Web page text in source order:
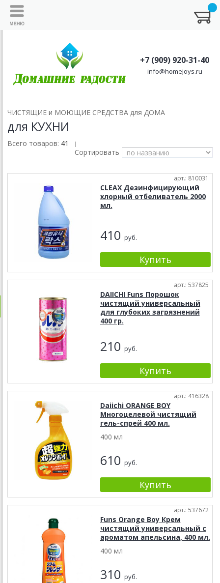
+7 (909) 920-31-40
info@homejoys.ru
ЧИСТЯЩИЕ и МОЮЩИЕ СРЕДСТВА для ДОМА
для КУХНИ
Всего товаров: 41 |
Сортировать
арт.: 810031
CLEAX Дезинфицирующий
хлорный отбеливатель 2000
мл.
410 руб.
арт.: 537825
DAIICHI Funs Порошок
чистящий универсальный
для глубоких загрязнений
400 гр.
210 руб.
арт.: 416328
Daiichi ORANGE BOY
Многоцелевой чистящий
гель-спрей 400 мл.
400 мл
610 руб.
арт.: 537672
Funs Orange Boy Крем
чистящий универсальный с
ароматом апельсина, 400 мл.
400 мл
310 руб.